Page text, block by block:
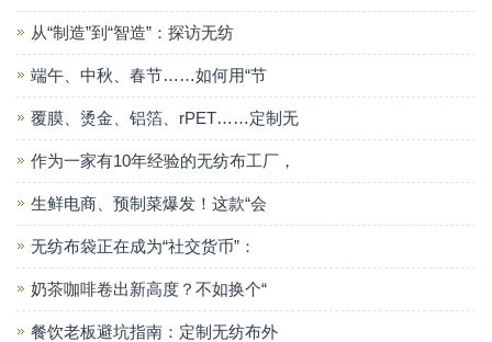
从“制造”到“智造”：探访无纺
端午、中秋、春节……如何用“节
覆膜、烫金、铝箔、rPET……定制无
作为一家有10年经验的无纺布工厂，
生鲜电商、预制菜爆发！这款“会
无纺布袋正在成为“社交货币”：
奶茶咖啡卷出新高度？不如换个“
餐饮老板避坑指南：定制无纺布外